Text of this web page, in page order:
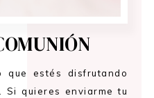
que estés disfrutando
Si quieres enviarme tu